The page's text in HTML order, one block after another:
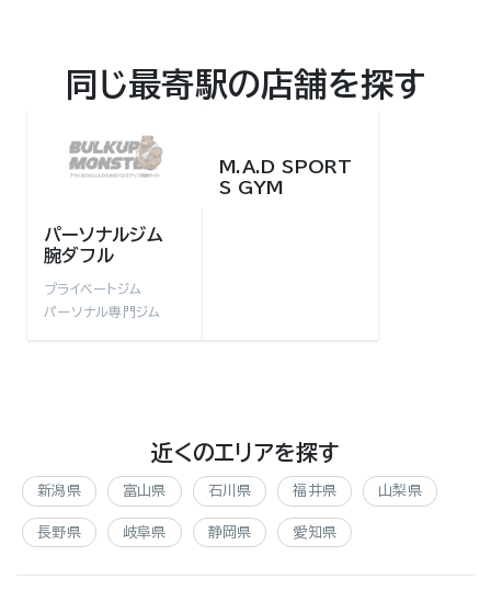
同じ最寄駅の店舗を探す
パーソナルジム
腕ダフル
プライベートジム
パーソナル専門ジム
M.A.D SPORT
S GYM
近くのエリアを探す
新潟県 富山県 石川県 福井県 山梨県
長野県 岐阜県 静岡県 愛知県